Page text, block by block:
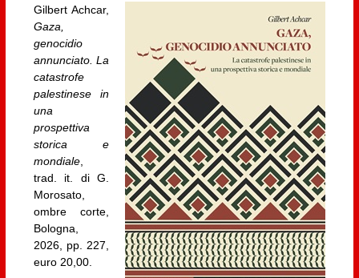
Gilbert Achcar,
Gaza,
genocidio
annunciato. La
catastrofe
palestinese in
una
prospettiva
storica e
mondiale,
trad. it. di G.
Morosato,
ombre corte,
Bologna,
2026, pp. 227,
euro 20,00.